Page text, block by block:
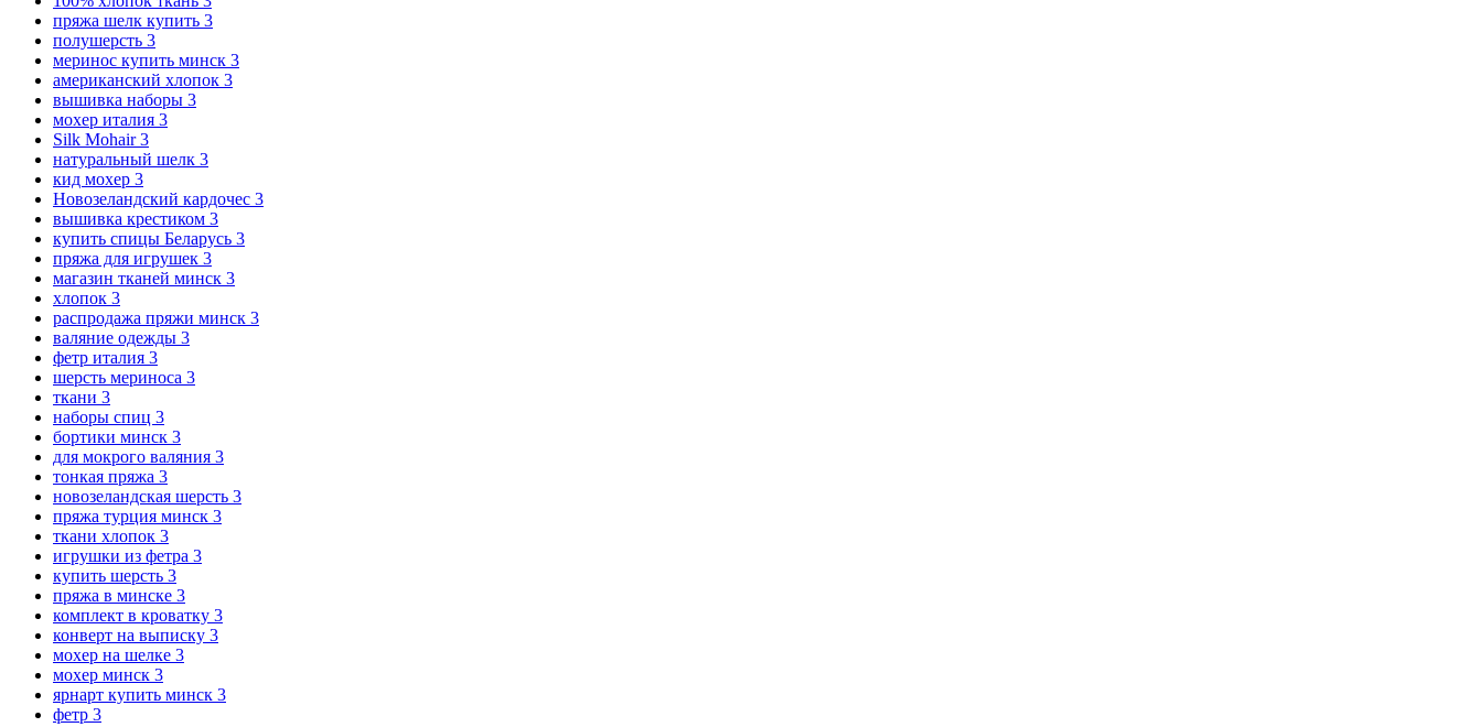
пряжа шелк купить 3
полушерсть 3
меринос купить минск 3
американский хлопок 3
вышивка наборы 3
мохер италия 3
Silk Mohair3
натуральный шелк 3
кид мохер 3
Новозеландский кардочес 3
вышивка крестиком 3
купить спицы Беларусь 3
пряжа для игрушек 3
магазин тканей минск 3
хлопок 3
распродажа пряжи минск 3
валяние одежды 3
фетр италия 3
шерсть мериноса 3
ткани 3
наборы спиц 3
бортики минск 3
для мокрого валяния 3
тонкая пряжа 3
новозеландская шерсть 3
пряжа турция минск 3
ткани хлопок 3
игрушки из фетра 3
купить шерсть 3
пряжа в минске 3
комплект в кроватку 3
конверт на выписку 3
мохер на шелке 3
мохер минск 3
ярнарт купить минск 3
фетр 3